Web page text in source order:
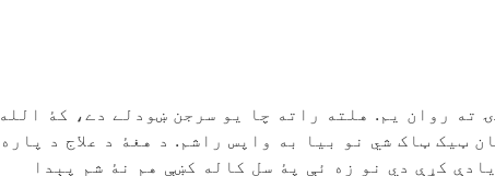
ته روان يم. هلته راته چا يو سرجن ښودلے دے، کۀ الله
ټيک ټاک شي نو بيا به واپس راشم. د هغۀ د علاج د پاره
کړې دي نو زه ئې پۀ سل کاله کښې هم نۀ شم پېدا